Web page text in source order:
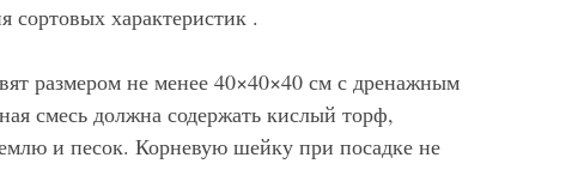
сортовых характеристик .
размером не менее 40×40×40 см с дренажным
смесь должна содержать кислый торф,
и песок. Корневую шейку при посадке не